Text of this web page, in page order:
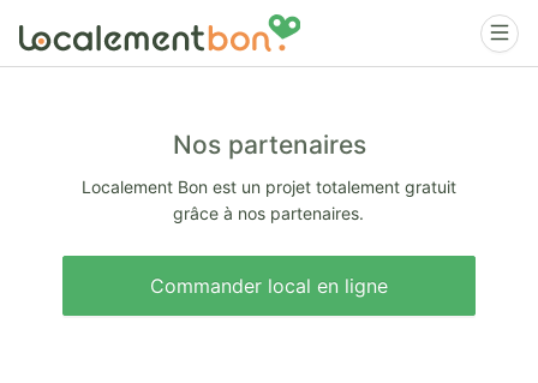
Nos partenaires
Localement Bon est un projet totalement gratuit
grâce à nos partenaires.
Commander local en ligne